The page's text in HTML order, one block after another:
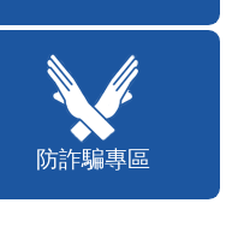
防詐騙專區